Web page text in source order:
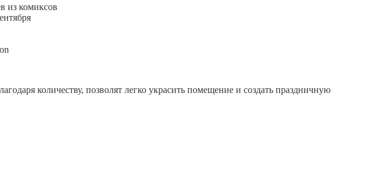
из комиксов
количеству, позволят легко украсить помещение и создать праздничную